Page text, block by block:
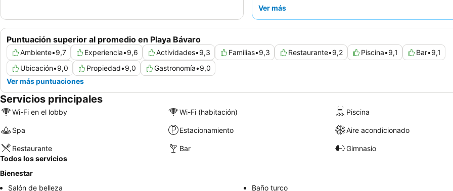
del restaurante Flora y las deliciosas ofertas de la
configuración atractiva y un amplio espacio.
Ver más
Puntuación superior al promedio en Playa Bávaro
Ambiente•9,7 Experiencia•9,6 Actividades•9,3 Familias•9,3 Restaurante•9,2 Piscina•9,1 Bar•9,1
Ubicación•9,0 Propiedad•9,0 Gastronomía•9,0
Ver más puntuaciones
Servicios principales
Wi-Fi en el lobby Wi-Fi (habitación) Piscina
Spa Estacionamiento Aire acondicionado
Restaurante Bar
Gimnasio
Todos los servicios
Bienestar
Salón de belleza
Baño turco